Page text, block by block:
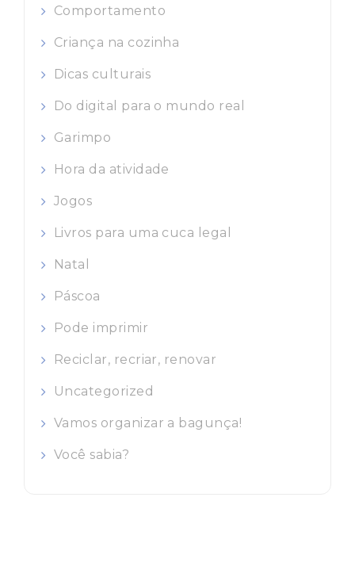
Comportamento
Criança na cozinha
Dicas culturais
Do digital para o mundo real
Garimpo
Hora da atividade
Jogos
Livros para uma cuca legal
Natal
Páscoa
Pode imprimir
Reciclar, recriar, renovar
Uncategorized
Vamos organizar a bagunça!
Você sabia?